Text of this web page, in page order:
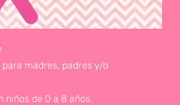
madres, padres y/o
niños de 0 a 8 años.